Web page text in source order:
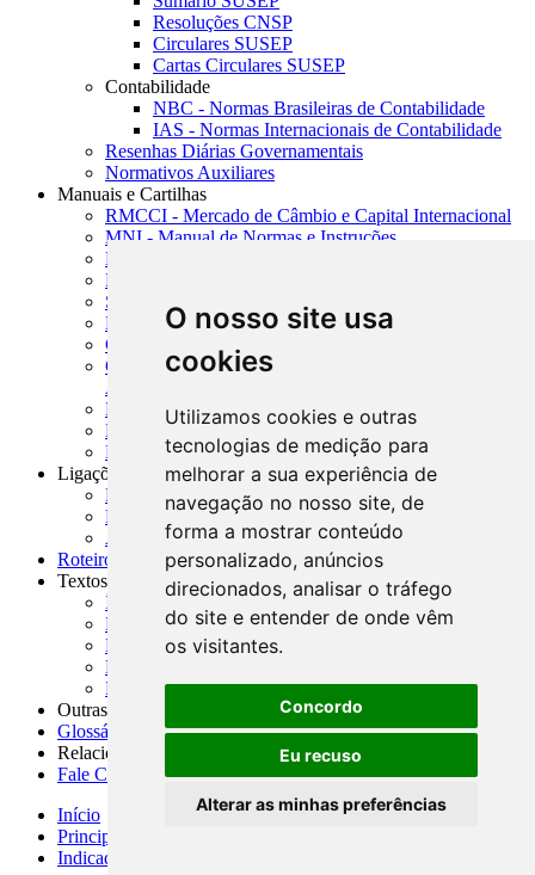
O nosso site usa
cookies
Utilizamos cookies e outras
tecnologias de medição para
melhorar a sua experiência de
navegação no nosso site, de
forma a mostrar conteúdo
personalizado, anúncios
direcionados, analisar o tráfego
do site e entender de onde vêm
os visitantes.
Concordo
Eu recuso
Alterar as minhas preferências
Resoluções CNSP
Circulares SUSEP
Cartas Circulares SUSEP
Contabilidade
NBC - Normas Brasileiras de Contabilidade
IAS - Normas Internacionais de Contabilidade
Resenhas Diárias Governamentais
Normativos Auxiliares
Manuais e Cartilhas
RMCCI - Mercado de Câmbio e Capital Internacional
MNI - Manual de Normas e Instruções
MTVM - Manual de Títulos e Valores Mobiliários
MCR - Manual de Crédito Rural
SISORF - Manual de Organização do SFN
MASUP - Manual de Supervisão Bancária
CADOC - Catálogo de Documentos
CNAE-CONCLA - Classificação Nacional de
Atividades Econômicas
PMF - Cartilhas do BCB
Manuais Auxiliares do BCB e Cosif-e
Resenhas Diárias Governamentais
Ligações Externas
Links Úteis
Presidência da República
Agências Nacionais Reguladoras
Roteiros para Estudos
Textos
Índice de Textos
Editorial
Monografias
Na Imprensa
Fórum de Discussão
Outras ferramentas
Glossário
Relacionamento
Fale Conosco
Início
Principais notícias
Indicadores